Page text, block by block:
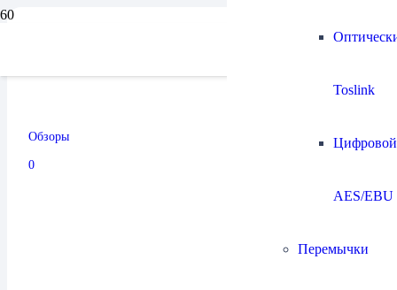
Toslink
Цифровой
AES/EBU
Перемычки
Комплект ROKSAN
Обзоры
0